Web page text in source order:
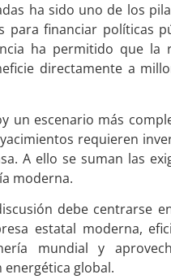
ha sido uno de los
para financiar políticas
ha permitido que la
directamente a
un escenario más
requieren
A ello se suman las
moderna.
debe centrarse
estatal moderna,
mundial y
global.